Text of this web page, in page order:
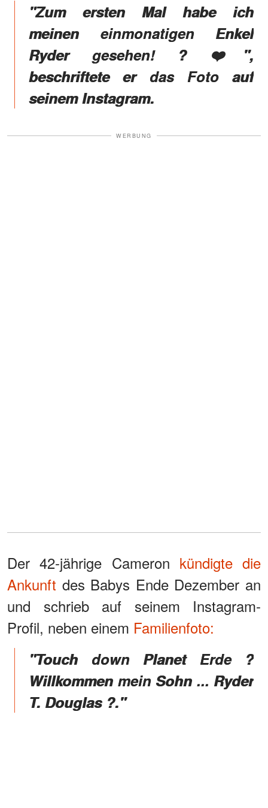
"Zum ersten Mal habe ich
meinen einmonatigen Enkel
Ryder gesehen! ? ❤️",
beschriftete er das Foto auf
seinem Instagram.
WERBUNG
Der 42-jährige Cameron kündigte die
Ankunft des Babys Ende Dezember an
und schrieb auf seinem Instagram-
Profil, neben einem Familienfoto:
"Touch down Planet Erde ?
Willkommen mein Sohn ... Ryder
T. Douglas ?."